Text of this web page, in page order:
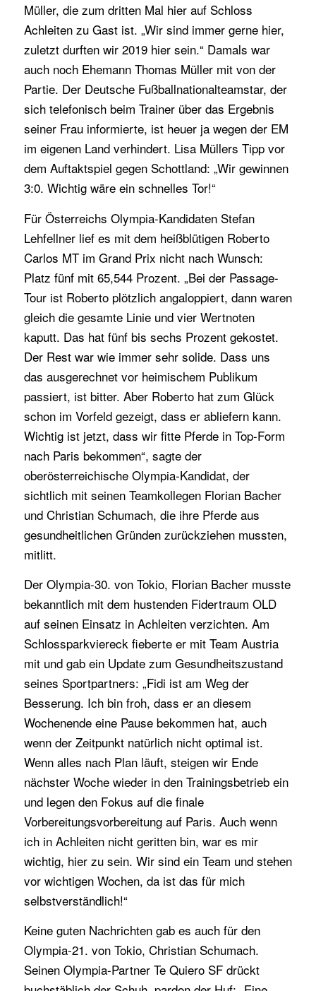
Müller, die zum dritten Mal hier auf Schloss
Achleiten zu Gast ist. „Wir sind immer gerne hier,
zuletzt durften wir 2019 hier sein.“ Damals war
auch noch Ehemann Thomas Müller mit von der
Partie. Der Deutsche Fußballnationalteamstar, der
sich telefonisch beim Trainer über das Ergebnis
seiner Frau informierte, ist heuer ja wegen der EM
im eigenen Land verhindert. Lisa Müllers Tipp vor
dem Auftaktspiel gegen Schottland: „Wir gewinnen
3:0. Wichtig wäre ein schnelles Tor!“
Für Österreichs Olympia-Kandidaten Stefan
Lehfellner lief es mit dem heißblütigen Roberto
Carlos MT im Grand Prix nicht nach Wunsch:
Platz fünf mit 65,544 Prozent. „Bei der Passage-
Tour ist Roberto plötzlich angaloppiert, dann waren
gleich die gesamte Linie und vier Wertnoten
kaputt. Das hat fünf bis sechs Prozent gekostet.
Der Rest war wie immer sehr solide. Dass uns
das ausgerechnet vor heimischem Publikum
passiert, ist bitter. Aber Roberto hat zum Glück
schon im Vorfeld gezeigt, dass er abliefern kann.
Wichtig ist jetzt, dass wir fitte Pferde in Top-Form
nach Paris bekommen“, sagte der
oberösterreichische Olympia-Kandidat, der
sichtlich mit seinen Teamkollegen Florian Bacher
und Christian Schumach, die ihre Pferde aus
gesundheitlichen Gründen zurückziehen mussten,
mitlitt.
Der Olympia-30. von Tokio, Florian Bacher musste
bekanntlich mit dem hustenden Fidertraum OLD
auf seinen Einsatz in Achleiten verzichten. Am
Schlossparkviereck fieberte er mit Team Austria
mit und gab ein Update zum Gesundheitszustand
seines Sportpartners: „Fidi ist am Weg der
Besserung. Ich bin froh, dass er an diesem
Wochenende eine Pause bekommen hat, auch
wenn der Zeitpunkt natürlich nicht optimal ist.
Wenn alles nach Plan läuft, steigen wir Ende
nächster Woche wieder in den Trainingsbetrieb ein
und legen den Fokus auf die finale
Vorbereitungsvorbereitung auf Paris. Auch wenn
ich in Achleiten nicht geritten bin, war es mir
wichtig, hier zu sein. Wir sind ein Team und stehen
vor wichtigen Wochen, da ist das für mich
selbstverständlich!“
Keine guten Nachrichten gab es auch für den
Olympia-21. von Tokio, Christian Schumach.
Seinen Olympia-Partner Te Quiero SF drückt